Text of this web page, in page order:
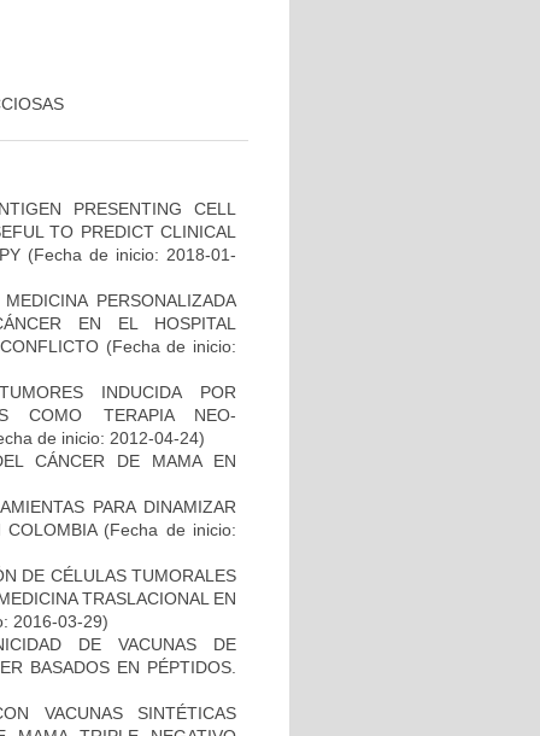
PRESENTING CELL
TO PREDICT CLINICAL
(Fecha de inicio: 2018-01-
PERSONALIZADA
EN EL HOSPITAL
(Fecha de inicio:
INDUCIDA POR
COMO TERAPIA NEO-
de inicio: 2012-04-24)
CÁNCER DE MAMA EN
PARA DINAMIZAR
COLOMBIA(Fecha de inicio:
DE CÉLULAS TUMORALES
TRASLACIONAL EN
2016-03-29)
DE VACUNAS DE
BASADOS EN PÉPTIDOS.
VACUNAS SINTÉTICAS